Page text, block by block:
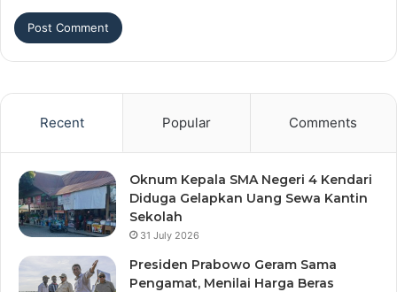
Recent Popular Comments
Oknum Kepala SMA Negeri 4 Kendari
Diduga Gelapkan Uang Sewa Kantin
Sekolah
31 July 2026
Presiden Prabowo Geram Sama
Pengamat, Menilai Harga Beras